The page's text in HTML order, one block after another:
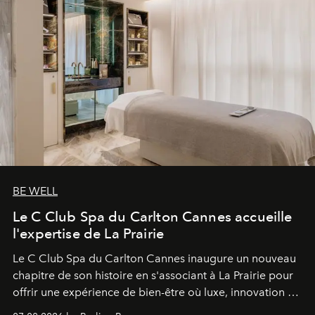
BE WELL
Le C Club Spa du Carlton Cannes accueille
l'expertise de La Prairie
Le C Club Spa du Carlton Cannes inaugure un nouveau
chapitre de son histoire en s'associant à La Prairie pour
offrir une expérience de bien-être où luxe, innovation et